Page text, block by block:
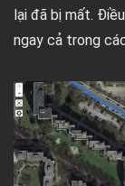
lại đã bị mất.
ngay cả trong